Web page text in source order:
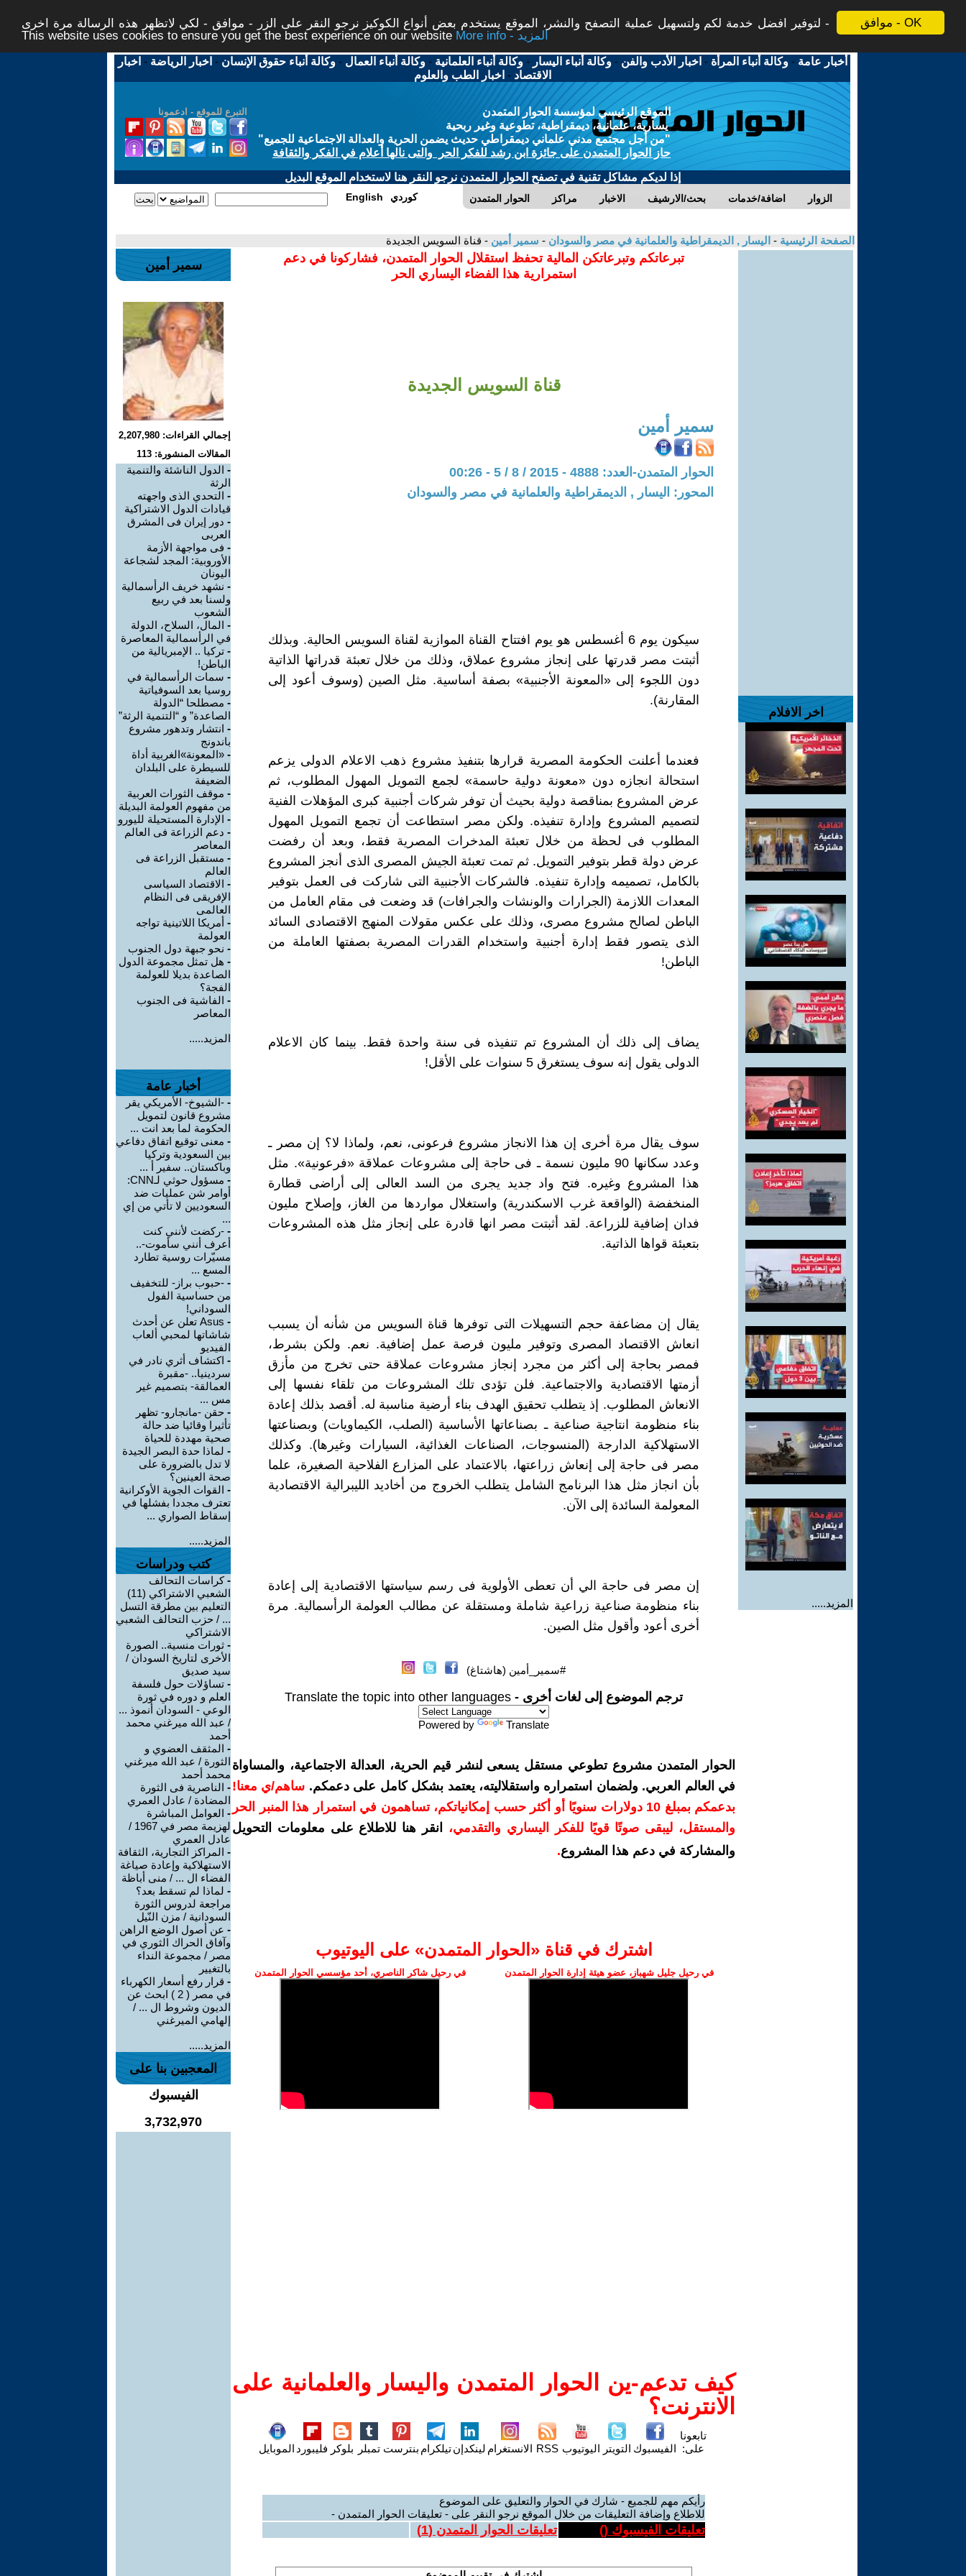
موافق - OK
لتوفير افضل خدمة لكم ولتسهيل عملية التصفح والنشر، الموقع يستخدم بعض أنواع الكوكيز نرجو النقر على الزر - موافق - لكي لاتظهر هذه الرسالة مرة اخرى -
This website uses cookies to ensure you get the best experience on our website
More info - المزيد
أخبار عامة -وكالة أنباء المرأة - اخبار الأدب والفن -وكالة أنباء اليسار -وكالة أنباء العلمانية -وكالة أنباء العمال -وكالة أنباء حقوق الإنسان - اخبار الرياضة - اخبار
الاقتصاد - اخبار الطب والعلوم
التبرع للموقع - ادعمونا
الموقع الرئيسي لمؤسسة الحوار المتمدن
يسارية، علمانية، ديمقراطية، تطوعية وغير ربحية
"من أجل مجتمع مدني علماني ديمقراطي حديث يضمن الحرية والعدالة الاجتماعية للجميع"
حاز الحوار المتمدن على جائزة ابن رشد للفكر الحر والتى نالها أعلام في الفكر والثقافة
إذا لديكم مشاكل تقنية في تصفح الحوار المتمدن نرجو النقر هنا لاستخدام الموقع البديل
الحوار المتمدن مراكز الاخبار بحث/الارشيف اضافة/خدمات الزوار English كوردي
الصفحة الرئيسية - اليسار , الديمقراطية والعلمانية في مصر والسودان - سمير أمين - قناة السويس الجديدة
اخر الافلام
المزيد.....
تبرعاتكم وتبرعاتكن المالية تحفظ استقلال الحوار المتمدن، فشاركونا في دعم
استمرارية هذا الفضاء اليساري الحر
قناة السويس الجديدة
سمير أمين
الحوار المتمدن-العدد: 4888 - 2015 / 8 / 5 - 00:26
المحور: اليسار , الديمقراطية والعلمانية في مصر والسودان
سيكون يوم 6 أغسطس هو يوم افتتاح القناة الموازية لقناة السويس الحالية. وبذلك
أثبتت مصر قدرتها على إنجاز مشروع عملاق، وذلك من خلال تعبئة قدراتها الذاتية
دون اللجوء إلى «المعونة الأجنبية» بصفة أساسية. مثل الصين (وسوف أعود إلى
المقارنة).
فعندما أعلنت الحكومة المصرية قرارها بتنفيذ مشروع ذهب الاعلام الدولى يزعم
استحالة انجازه دون «معونة دولية حاسمة» لجمع التمويل المهول المطلوب، ثم
عرض المشروع بمناقصة دولية بحيث أن توفر شركات أجنبية كبرى المؤهلات الفنية
لتصميم المشروع وإدارة تنفيذه. ولكن مصر استطاعت أن تجمع التمويل المهول
المطلوب فى لحظة من خلال تعبئة المدخرات المصرية فقط، وبعد أن رفضت
عرض دولة قطر بتوفير التمويل. ثم تمت تعبئة الجيش المصرى الذى أنجز المشروع
بالكامل، تصميمه وإدارة تنفيذه. فالشركات الأجنبية التى شاركت فى العمل بتوفير
المعدات اللازمة (الجرارات والونشات والجرافات) قد وضعت فى مقام العامل من
الباطن لصالح مشروع مصرى، وذلك على عكس مقولات المنهج الاقتصادى السائد
الذى يتصور فقط إدارة أجنبية واستخدام القدرات المصرية بصفتها العاملة من
الباطن!
يضاف إلى ذلك أن المشروع تم تنفيذه فى سنة واحدة فقط. بينما كان الاعلام
الدولى يقول إنه سوف يستغرق 5 سنوات على الأقل!
سوف يقال مرة أخرى إن هذا الانجاز مشروع فرعونى، نعم، ولماذا لا؟ إن مصر ـ
وعدد سكانها 90 مليون نسمة ـ فى حاجة إلى مشروعات عملاقة «فرعونية». مثل
هذا المشروع وغيره. فتح واد جديد يجرى من السد العالى إلى أراضى قطارة
المنخفضة (الواقعة غرب الاسكندرية) واستغلال مواردها من الغاز، وإصلاح مليون
فدان إضافية للزراعة. لقد أثبتت مصر انها قادرة على إنجاز مثل هذه المشروعات
بتعبئة قواها الذاتية.
يقال إن مضاعفة حجم التسهيلات التى توفرها قناة السويس من شأنه أن يسبب
انعاش الاقتصاد المصرى وتوفير مليون فرصة عمل إضافية. نعم. ولكن بشرط،
فمصر بحاجة إلى أكثر من مجرد إنجاز مشروعات عملاقة حتى تخرج من مأزق
أزمتها الاقتصادية والاجتماعية. فلن تؤدى تلك المشروعات من تلقاء نفسها إلى
الانعاش المطلوب. إذ يتطلب تحقيق الهدف بناء أرضية مناسبة له. أقصد بذلك إعادة
بناء منظومة انتاجية صناعية ـ بصناعاتها الأساسية (الصلب، الكيماويات) وبصناعتها
الاستهلاكية الدارجة (المنسوجات، الصناعات الغذائية، السيارات وغيرها). وكذلك
مصر فى حاجة إلى إنعاش زراعتها، بالاعتماد على المزارع الفلاحية الصغيرة، علما
بأن انجاز مثل هذا البرنامج الشامل يتطلب الخروج من أخاديد الليبرالية الاقتصادية
المعولمة السائدة إلى الآن.
إن مصر فى حاجة الي أن تعطى الأولوية فى رسم سياستها الاقتصادية إلى إعادة
بناء منظومة صناعية زراعية شاملة ومستقلة عن مطالب العولمة الرأسمالية. مرة
أخرى أعود وأقول مثل الصين.
#سمير_أمين (هاشتاغ)
ترجم الموضوع إلى لغات أخرى - Translate the topic into other languages
Powered by Translate
الحوار المتمدن مشروع تطوعي مستقل يسعى لنشر قيم الحرية، العدالة الاجتماعية، والمساواة
في العالم العربي. ولضمان استمراره واستقلاليته، يعتمد بشكل كامل على دعمكم. ساهم/ي معنا!
بدعمكم بمبلغ 10 دولارات سنويًا أو أكثر حسب إمكانياتكم، تساهمون في استمرار هذا المنبر الحر
والمستقل، ليبقى صوتًا قويًا للفكر اليساري والتقدمي،
انقر هنا للاطلاع على معلومات التحويل
والمشاركة في دعم هذا المشروع.
اشترك في قناة ‫«الحوار المتمدن» على اليوتيوب
في رحيل جليل شهباز، عضو هيئة إدارة الحوار المتمدن في رحيل شاكر الناصري، أحد مؤسسي الحوار المتمدن
كيف تدعم-ين الحوار المتمدن واليسار والعلمانية على
الانترنت؟
تابعونا
على: الفيسبوك التويتر اليوتيوب RSS الانستغرام لينكدإنتيلكرام بنترست تمبلر بلوكر فليبورد الموبايل
رأيكم مهم للجميع - شارك في الحوار والتعليق على الموضوع
للاطلاع وإضافة التعليقات من خلال الموقع نرجو النقر على - تعليقات الحوار المتمدن -
تعليقات الفيسبوك () تعليقات الحوار المتمدن (1
)
سمير أمين
إجمالي القراءات: 2,207,980
المقالات المنشورة: 113
- الدول الناشئة والتنمية
الرثة
- التحدي الذى واجهته
قيادات الدول الاشتراكية
- دور إيران فى المشرق
العربى
- فى مواجهة الأزمة
الأوروبية: المجد لشجاعة
اليونان
- نشهد خريف الرأسمالية
ولسنا بعد في ربيع
الشعوب
- المال، السلاح، الدولة
في الرأسمالية المعاصرة
- تركيا .. الإمبريالية من
الباطن!
- سمات الرأسمالية في
روسيا بعد السوفياتية
- مصطلحا “الدولة
الصاعدة” و “التنمية الرثة”
- انتشار وتدهور مشروع
باندونج
- «المعونة»الغربية أداة
للسيطرة على البلدان
الضعيفة
- موقف الثورات العربية
من مفهوم العولمة البديلة
- الإدارة المستحيلة لليورو
- دعم الزراعة فى العالم
المعاصر
- مستقبل الزراعة فى
العالم
- الاقتصاد السياسى
الإفريقى فى النظام
العالمى
- أمريكا اللاتينية تواجه
العولمة
- نحو جبهة دول الجنوب
- هل تمثل مجموعة الدول
الصاعدة بديلا للعولمة
الفجة؟
- الفاشية فى الجنوب
المعاصر
المزيد.....
أخبار عامة
- -الشيوخ- الأمريكي يقر
مشروع قانون لتمويل
الحكومة لما بعد انت ...
- معنى توقيع اتفاق دفاعي
بين السعودية وتركيا
وباكستان.. سفير أ ...
-
مسؤول حوثي لـCNN:
أوامر شن عمليات ضد
السعوديين لا تأتي من إي
...
- -ركضت لأنني كنت
أعرف أنني سأموت-..
مسيّرات روسية تطارد
المسع ...
- -حبوب براز- للتخفيف
من حساسية الفول
السوداني!
-
Asus تعلن عن أحدث
شاشاتها لمحبي ألعاب
الفيديو
- اكتشاف أثري نادر في
سردينيا.. -مقبرة
العمالقة- بتصميم غير
مس ...
- حقن -مانجارو- تظهر
تأثيرا وقائيا ضد حالة
صحية مهددة للحياة
- لماذا حدة البصر الجيدة
لا تدل بالضرورة على
صحة العينين؟
- القوات الجوية الأوكرانية
تعترف مجددا بفشلها في
إسقاط الصواري ...
المزيد.....
كتب ودراسات
-كراسات التحالف
الشعبي الاشتراكي (11)
التعليم بين مطرقة التسل
... / حزب التحالف الشعبي
الاشتراكي
- ثورات منسية.. الصورة
الأخرى لتاريخ السودان /
سيد صديق
- تساؤلات حول فلسفة
العلم و دوره في ثورة
الوعي - السودان أنموذ ...
/ عبد الله ميرغني محمد
أحمد
- المثقف العضوي و
الثورة / عبد الله ميرغني
محمد أحمد
- الناصرية فى الثورة
المضادة / عادل العمري
- العوامل المباشرة
لهزيمة مصر في 1967 /
عادل العمري
- المراكز التجارية، الثقافة
الاستهلاكية وإعادة صياغة
الفضاء ال ... / منى أباظة
- لماذا لم تسقط بعد؟
مراجعة لدروس الثورة
السودانية / مزن النّيل
- عن أصول الوضع الراهن
وآفاق الحراك الثوري في
مصر / مجموعة النداء
بالتغيير
- قرار رفع أسعار الكهرباء
في مصر ( 2 ) ابحث عن
الديون وشروط ال ... /
إلهامي الميرغني
المزيد.....
المعجبين بنا على
الفيسبوك
3,732,970